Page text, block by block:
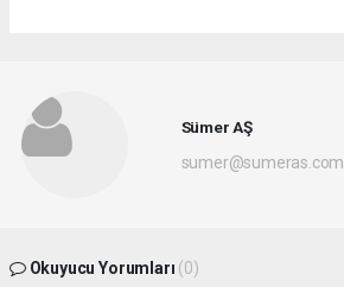
Sümer AŞ
sumer@sumeras.com
Okuyucu Yorumları (0)